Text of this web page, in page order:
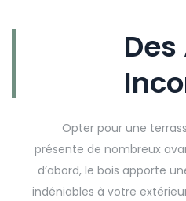
Opter pour une
présente de nombreux
d’abord, le bois apporte
indéniables à votre